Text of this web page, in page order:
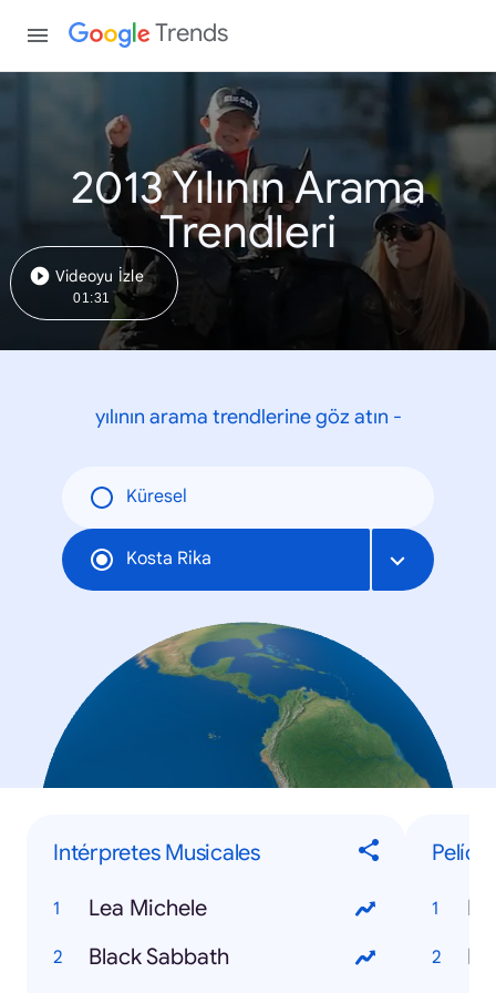
Trends
2013 Yılının Arama
Trendleri
Videoyu İzle
01:31
yılının arama trendlerine göz atın -
Küresel
Kosta Rika
Intérpretes Musicales
Lea Michele
Black Sabbath